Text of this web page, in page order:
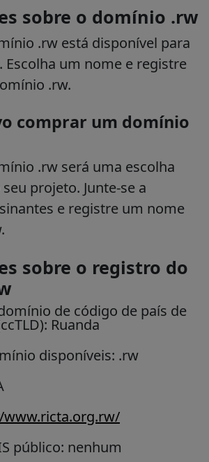
sobre o domínio .rw
.rw está disponível para
um nome e registre
.rw.
comprar um domínio
.rw será uma escolha
projeto. Junte-se a
e registre um nome
sobre o registro do
de código de país de
Ruanda
disponíveis: .rw
público: nenhum